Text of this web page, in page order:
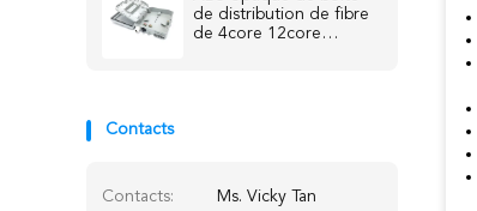
de distribution de fibre
de 4core 12core
Contacts
Contacts: Ms. Vicky Tan